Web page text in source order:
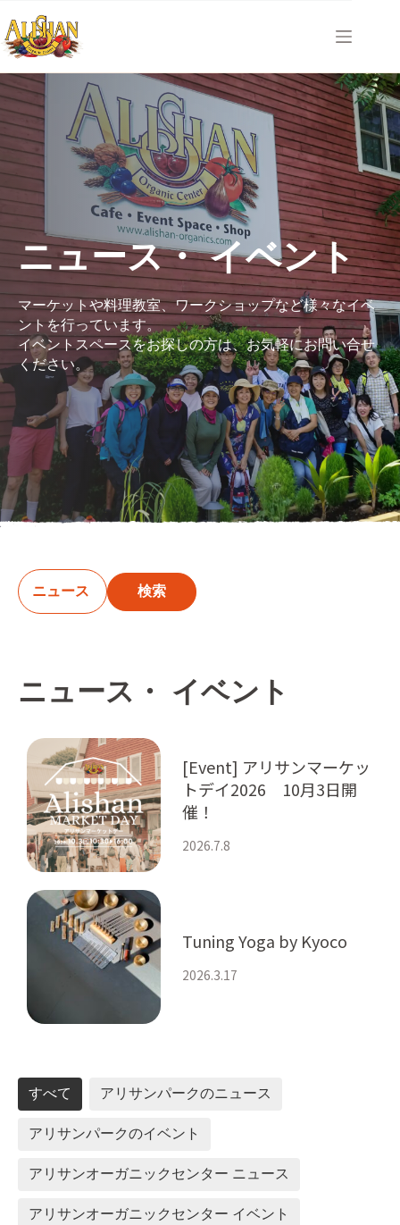
ン
テ
ツ
へ
ス
キ
ッ
プ
ニュース・ イベント
マーケットや料理教室、ワークショップなど様々なイベ
ントを行っています。
イベントスペースをお探しの方は、お気軽にお問い合せ
ください。
検索
ニュース・ イベント
[Event] アリサンマーケッ
トデイ2026 10月3日開
催！
2026.7.8
Tuning Yoga by Kyoco
2026.3.17
すべて アリサンパークのニュース
アリサンパークのイベント
アリサンオーガニックセンター ニュース
アリサンオーガニックセンター イベント